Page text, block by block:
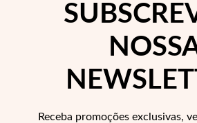
Receba promoções exclusivas,